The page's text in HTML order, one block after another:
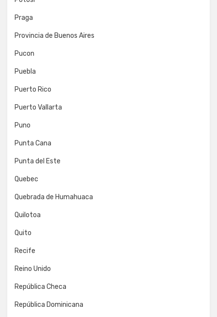
Praga
Provincia de Buenos Aires
Pucon
Puebla
Puerto Rico
Puerto Vallarta
Puno
Punta Cana
Punta del Este
Quebec
Quebrada de Humahuaca
Quilotoa
Quito
Recife
Reino Unido
República Checa
República Dominicana